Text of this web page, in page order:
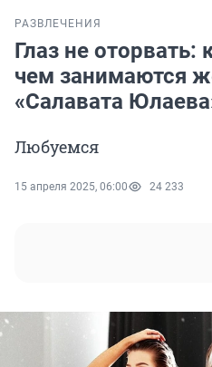
РАЗВЛЕЧЕНИЯ
Глаз не оторвать:
чем занимаются
«Салавата
Любуемся
15 апреля 2025, 06:00 24 233